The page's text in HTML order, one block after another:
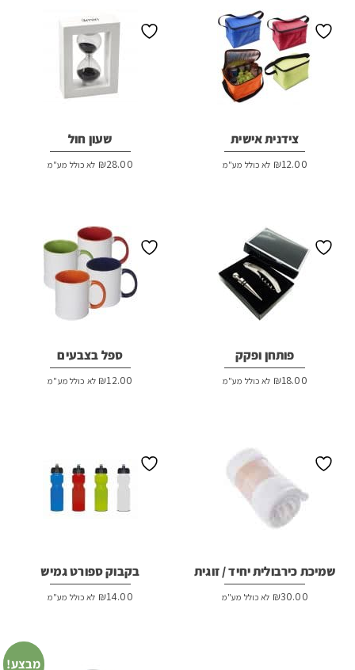
צידנית אישית
₪12.00 לא כולל מע"מ
שעון חול
₪28.00 לא כולל מע"מ
פותחן ופקק
₪18.00 לא כולל מע"מ
ספל בצבעים
₪12.00 לא כולל מע"מ
שמיכת כירבולית יחיד / זוגית
₪30.00 לא כולל מע"מ
בקבוק ספורט גמיש
₪14.00 לא כולל מע"מ
מבצע!